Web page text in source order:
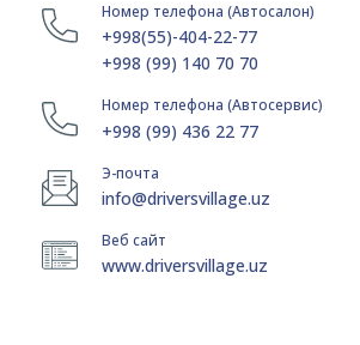
Номер телефона (Автосалон)
+998(55)-404-22-77
+998 (99) 140 70 70
Номер телефона (Автосервис)
+998 (99) 436 22 77
Э-почта
info@driversvillage.uz
Веб сайт
www.driversvillage.uz